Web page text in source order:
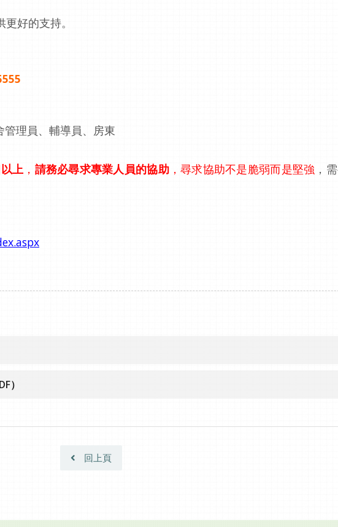
好的支持。
理員、 輔導員、房東
上 ， 請務必尋求專業人員的協助，尋求協助不是脆弱而是堅強 ，
）
回上頁